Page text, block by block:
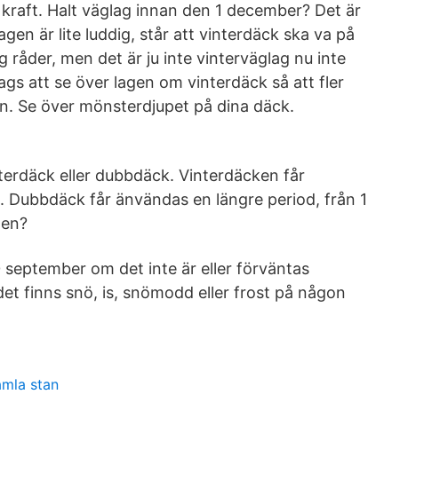
Halt väglag innan den 1 december? Det är
är lite luddig, står att vinterdäck ska va på
råder, men det är ju inte vinterväglag nu inte
att se över lagen om vinterdäck så att fler
Se över mönsterdjupet på dina däck.
eller dubbdäck. Vinterdäcken får
Dubbdäck får änvändas en längre period, från 1
om det inte är eller förväntas
finns snö, is, snömodd eller frost på någon
stan